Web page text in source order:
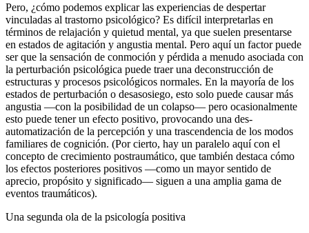
Pero, ¿cómo podemos explicar las experiencias de despertar
vinculadas al trastorno psicológico? Es difícil interpretarlas en
términos de relajación y quietud mental, ya que suelen presentarse
en estados de agitación y angustia mental. Pero aquí un factor puede
ser que la sensación de conmoción y pérdida a menudo asociada con
la perturbación psicológica puede traer una deconstrucción de
estructuras y procesos psicológicos normales. En la mayoría de los
estados de perturbación o desasosiego, esto solo puede causar más
angustia ―con la posibilidad de un colapso― pero ocasionalmente
esto puede tener un efecto positivo, provocando una des-
automatización de la percepción y una trascendencia de los modos
familiares de cognición. (Por cierto, hay un paralelo aquí con el
concepto de crecimiento postraumático, que también destaca cómo
los efectos posteriores positivos ―como un mayor sentido de
aprecio, propósito y significado― siguen a una amplia gama de
eventos traumáticos).
Una segunda ola de la psicología positiva